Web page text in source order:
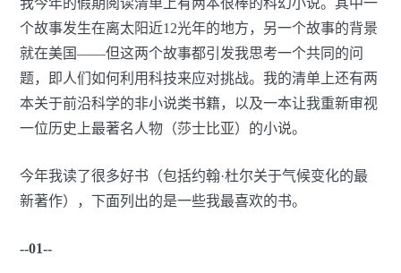
我今年的假期阅读清单上有两本很棒的科幻小说。其中一
个故事发生在离太阳近12光年的地方，另一个故事的背景
就在美国——但这两个故事都引发我思考一个共同的问
题，即人们如何利用科技来应对挑战。我的清单上还有两
本关于前沿科学的非小说类书籍，以及一本让我重新审视
一位历史上最著名人物（莎士比亚）的小说。
今年我读了很多好书（包括约翰·杜尔关于气候变化的最
新著作），下面列出的是一些我最喜欢的书。
--01--